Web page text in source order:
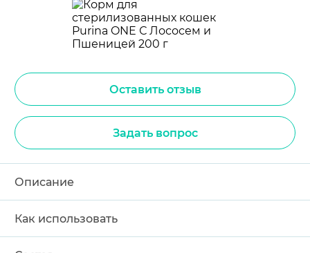
Оставить отзыв
Задать вопрос
Описание
Как использовать